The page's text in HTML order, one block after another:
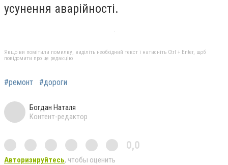
усунення аварійності.
Якщо ви помітили помилку, виділіть необхідний текст і натисніть Ctrl + Enter, щоб
повідомити про це редакцію
#ремонт #дороги
Богдан Наталя
Контент-редактор
0,0
Авторизируйтесь, чтобы оценить